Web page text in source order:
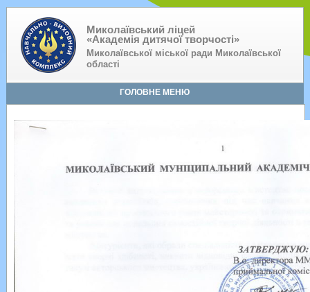
Миколаївський ліцей
«Академія дитячої творчості»
Миколаївської міської ради Миколаївської
області
ГОЛОВНЕ МЕНЮ